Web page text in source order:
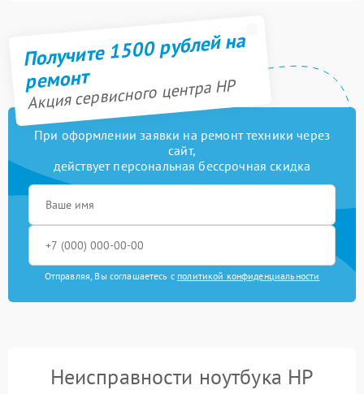
Получите 1500 рублей на
ремонт
Акция сервисного центра HP
При оформлении заявки на ремонт техники через
сайт,
действует персональная бессрочная скидка
Отправляя, Вы соглашаетесь с политикой конфиденциальности
Неисправности ноутбука HP